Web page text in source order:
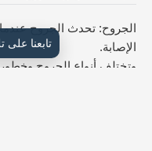
الجروح: تحدث الجروح
الإصابة.
وتختلف أنواع الجروح
تابعنا على